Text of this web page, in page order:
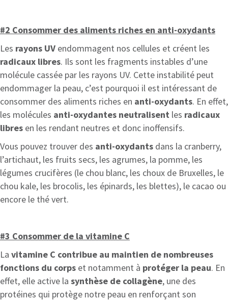
#2 Consommer des aliments riches en anti-oxydants
Les rayons UV endommagent nos cellules et créent les
radicaux libres. Ils sont les fragments instables d’une
molécule cassée par les rayons UV. Cette instabilité peut
endommager la peau, c’est pourquoi il est intéressant de
consommer des aliments riches en anti-oxydants. En effet,
les molécules anti-oxydantes neutralisent les radicaux
libres en les rendant neutres et donc inoffensifs.
Vous pouvez trouver des anti-oxydants dans la cranberry,
l’artichaut, les fruits secs, les agrumes, la pomme, les
légumes crucifères (le chou blanc, les choux de Bruxelles, le
chou kale, les brocolis, les épinards, les blettes), le cacao ou
encore le thé vert.
#3 Consommer de la vitamine C
La vitamine C contribue au maintien de nombreuses
fonctions du corps et notamment à protéger la peau. En
effet, elle active la synthèse de collagène, une des
protéines qui protège notre peau en renforçant son